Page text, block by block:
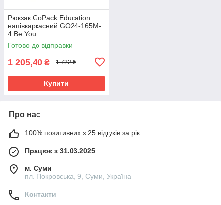
Рюкзак GoPack Education
напівкаркасний GO24-165M-
4 Be You
Готово до відправки
1 205,40 ₴ 1 722 ₴
Купити
Про нас
100% позитивних з 25 відгуків за рік
Працює з 31.03.2025
м. Суми
пл. Покровська, 9, Суми, Україна
Контакти